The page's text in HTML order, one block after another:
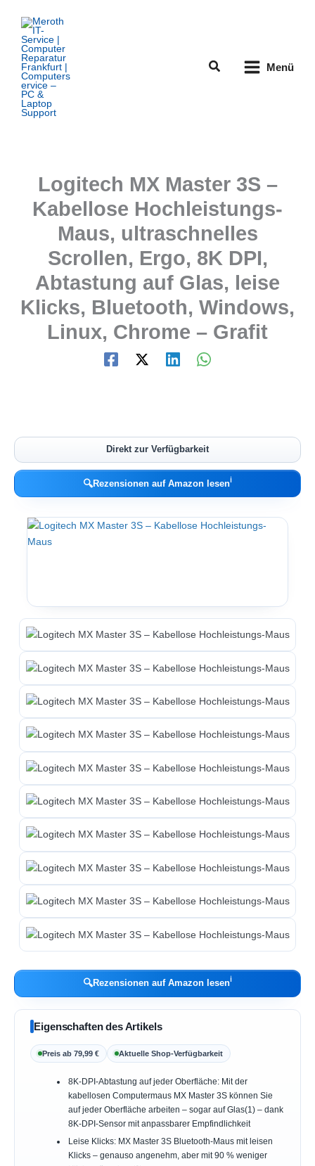
Inhalt
springen
Suchen Menü
Logitech MX Master 3S –
Kabellose Hochleistungs-
Maus, ultraschnelles
Scrollen, Ergo, 8K DPI,
Abtastung auf Glas, leise
Klicks, Bluetooth, Windows,
Linux, Chrome – Grafit
Direkt zur Verfügbarkeit
🔍Rezensionen auf Amazon lesenℹ︎
🔍Rezensionen auf Amazon lesenℹ︎
Eigenschaften des Artikels
Preis ab 79,99 € Aktuelle Shop-Verfügbarkeit
8K-DPI-Abtastung auf jeder Oberfläche: Mit der
kabellosen Computermaus MX Master 3S können Sie
auf jeder Oberfläche arbeiten – sogar auf Glas(1) – dank
8K-DPI-Sensor mit anpassbarer Empfindlichkeit
Leise Klicks: MX Master 3S Bluetooth-Maus mit leisen
Klicks – genauso angenehm, aber mit 90 % weniger